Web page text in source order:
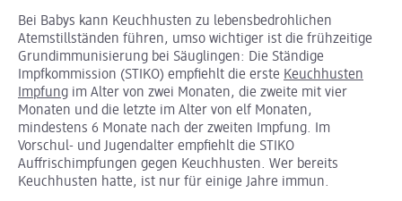
Bei Babys kann Keuchhusten zu lebensbedrohlichen
Atemstillständen führen, umso wichtiger ist die frühzeitige
Grundimmunisierung bei Säuglingen: Die Ständige
Impfkommission (STIKO) empfiehlt die erste Keuchhusten
Impfung im Alter von zwei Monaten, die zweite mit vier
Monaten und die letzte im Alter von elf Monaten,
mindestens 6 Monate nach der zweiten Impfung. Im
Vorschul- und Jugendalter empfiehlt die STIKO
Auffrischimpfungen gegen Keuchhusten. Wer bereits
Keuchhusten hatte, ist nur für einige Jahre immun.